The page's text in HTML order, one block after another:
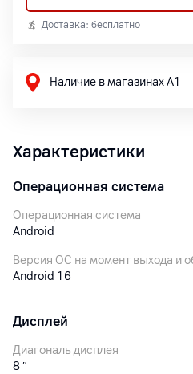
Доставка: бесплатно
Наличие в магазинах А1
Характеристики
Операционная система
Операционная система
Android
Версия ОС на момент выхода и
Android 16
Дисплей
Диагональ дисплея
8″